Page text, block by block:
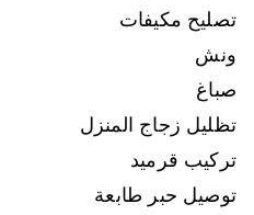
تصليح مكيفات
ونش
صباغ
تظليل زجاج المنزل
تركيب قرميد
توصيل حبر طابعة